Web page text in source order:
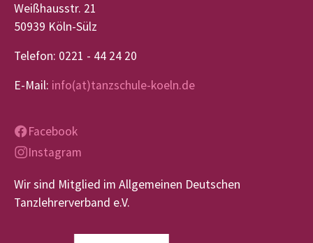
Weißhausstr. 21
50939 Köln-Sülz
Telefon: 0221 - 44 24 20
E-Mail: info(at)tanzschule-koeln.de
Facebook
Instagram
Wir sind Mitglied im Allgemeinen Deutschen
Tanzlehrerverband e.V.